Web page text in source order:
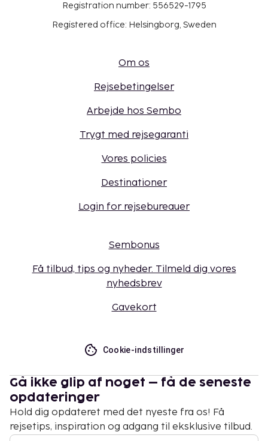
Registration number: 556529-1795
Registered office: Helsingborg, Sweden
Om os
Rejsebetingelser
Arbejde hos Sembo
Trygt med rejsegaranti
Vores policies
Destinationer
Login for rejsebureauer
Sembonus
Få tilbud, tips og nyheder. Tilmeld dig vores
nyhedsbrev
Gavekort
Cookie-indstillinger
Gå ikke glip af noget – få de seneste
opdateringer
Hold dig opdateret med det nyeste fra os! Få
rejsetips, inspiration og adgang til eksklusive tilbud.